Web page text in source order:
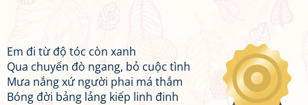
Em đi từ độ tóc còn xanh
Qua chuyến đò ngang, bỏ cuộc tình
Mưa nắng xứ người phai má thắm
Bóng đời bảng lảng kiếp linh đinh